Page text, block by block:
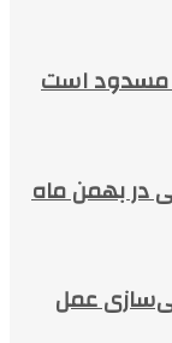
مسدود است
در بهمن ماه
عمل